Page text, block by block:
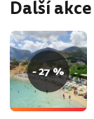
Další akce
- 27 %